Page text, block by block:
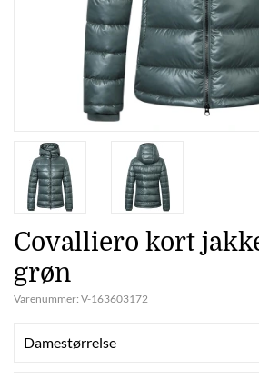
Covalliero kort
grøn
Varenummer: V-163603172
Damestørrelse